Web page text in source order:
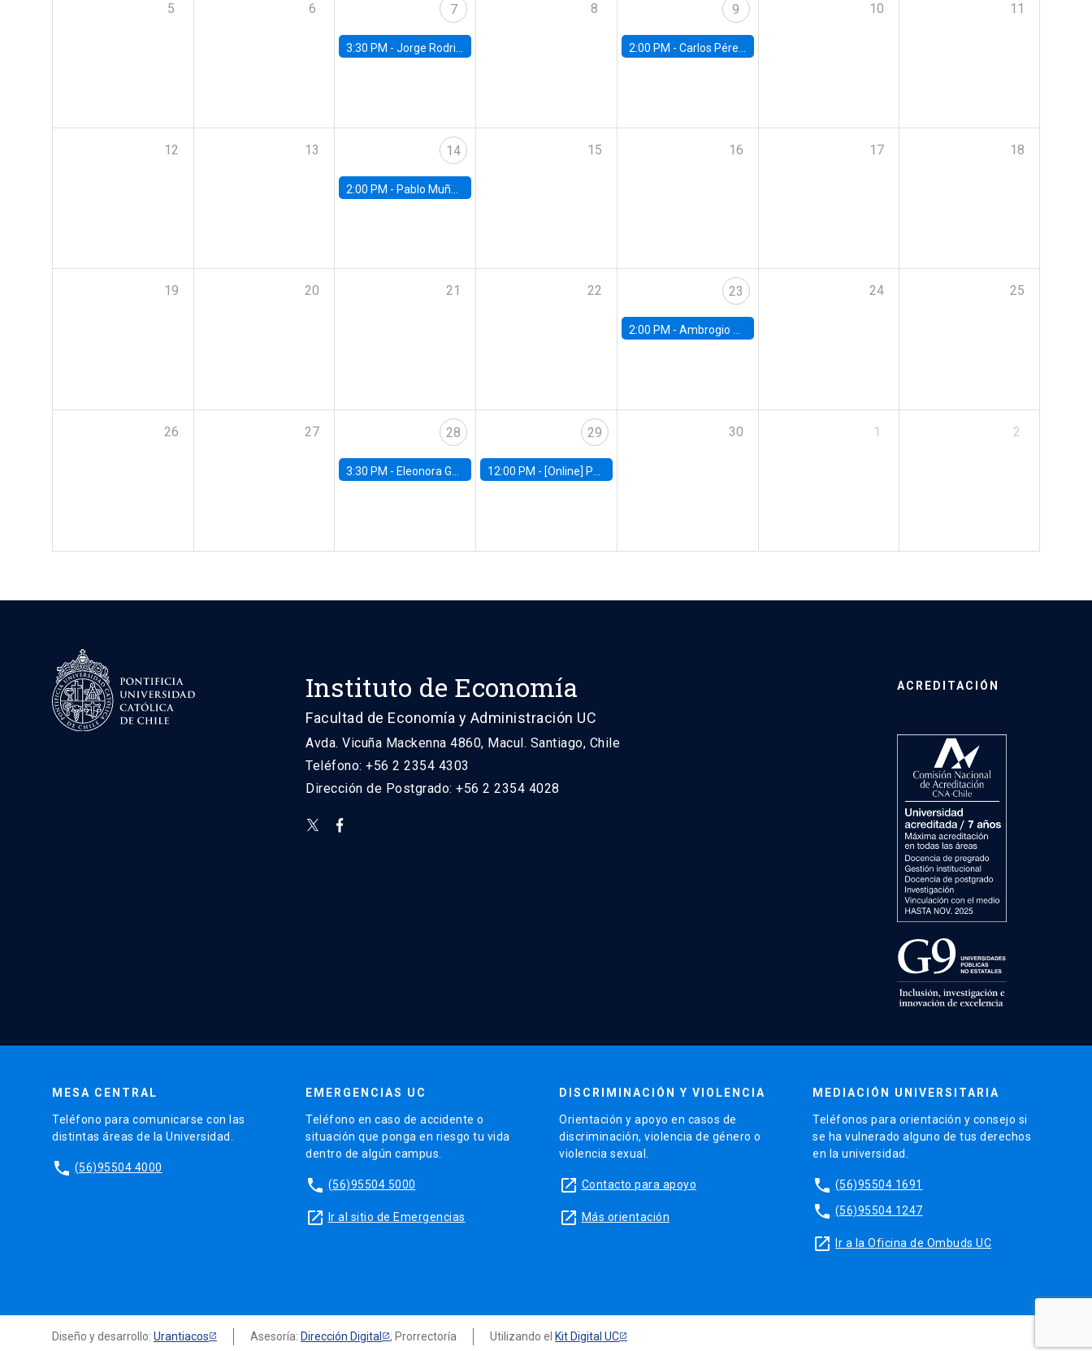
5 6 7
3:30 PM -Jorge Rodriguez, Universidad de Los Andes
8 9
2:00 PM - Carlos Pérez, Universidad Finis Terrae
10 11
12 13 14
2:00 PM - Pablo Muñoz, Universidad de Chile
15 16 17 18
19 20 21 22 23
2:00 PM - Ambrogio Cesa-Bianchi, Bank of England
24 25
26 27 28
3:30 PM - Eleonora Guarnieri, Exeter University
29
12:00 PM - [Online] Pablo Slutzky, University of Maryland
30 1 2
Instituto de Economía
Facultad de Economía y Administración UC
Avda. Vicuña Mackenna 4860, Macul. Santiago, Chile
Teléfono: +56 2 2354 4303
Dirección de Postgrado: +56 2 2354 4028
ACREDITACIÓN
MESA CENTRAL
Teléfono para comunicarse con las
distintas áreas de la Universidad.
phone (56)95504 4000
EMERGENCIAS UC
Teléfono en caso de accidente o
situación que ponga en riesgo tu vida
dentro de algún campus.
phone (56)95504 5000
launch Ir al sitio de Emergencias
DISCRIMINACIÓN Y VIOLENCIA
Orientación y apoyo en casos de
discriminación, violencia de género o
violencia sexual.
launch Contacto para apoyo
launch Más orientación
MEDIACIÓN UNIVERSITARIA
Teléfonos para orientación y consejo si
se ha vulnerado alguno de tus derechos
en la universidad.
phone (56)95504 1691
phone (56)95504 1247
launch Ir a la Oficina de Ombuds UC
Diseño y desarrollo: Urantiacos Asesoría: Dirección Digital , Prorrectoría Utilizando el Kit Digital UC